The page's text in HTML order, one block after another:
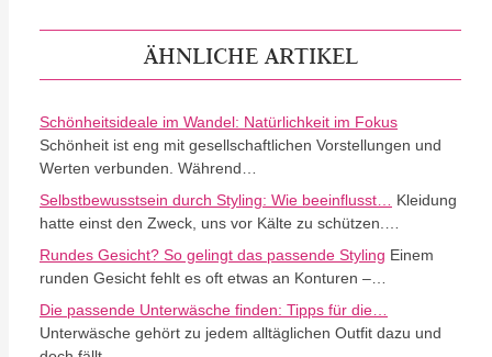
ÄHNLICHE ARTIKEL
Schönheitsideale im Wandel: Natürlichkeit im Fokus
Schönheit ist eng mit gesellschaftlichen Vorstellungen und
Werten verbunden. Während…
Selbstbewusstsein durch Styling: Wie beeinflusst…
Kleidung
hatte einst den Zweck, uns vor Kälte zu schützen.…
Rundes Gesicht? So gelingt das passende Styling Einem
runden Gesicht fehlt es oft etwas an Konturen –…
Die passende Unterwäsche finden: Tipps für die…
Unterwäsche gehört zu jedem alltäglichen Outfit dazu und